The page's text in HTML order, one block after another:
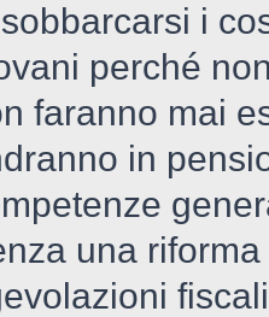
i
perché
faranno mai
in
una